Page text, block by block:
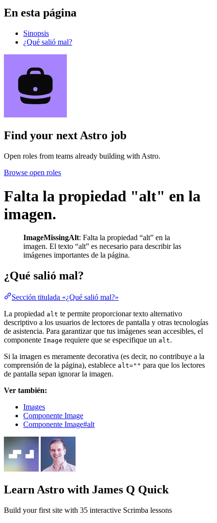
En esta página
Sinopsis
¿Qué salió mal?
Find your next Astro job
Open roles from teams already building with Astro.
Browse open roles
Falta la propiedad "alt" en la
imagen.
ImageMissingAlt: Falta la propiedad “alt” en la
imagen. El texto “alt” es necesario para describir las
imágenes importantes de la página.
¿Qué salió mal?
Sección titulada «¿Qué salió mal?»
La propiedad alt te permite proporcionar texto alternativo
descriptivo a los usuarios de lectores de pantalla y otras tecnologías
de asistencia. Para garantizar que tus imágenes sean accesibles, el
componente Image requiere que se especifique un alt.
Si la imagen es meramente decorativa (es decir, no contribuye a la
comprensión de la página), establece alt="" para que los lectores
de pantalla sepan ignorar la imagen.
Ver también:
Images
Componente Image
Componente Image#alt
Learn Astro with James Q Quick
Build your first site with 35 interactive Scrimba lessons